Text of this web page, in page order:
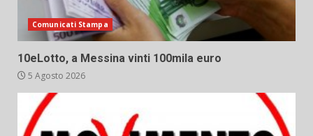
Comunicati Stampa
10eLotto, a Messina vinti 100mila euro
5 Agosto 2026